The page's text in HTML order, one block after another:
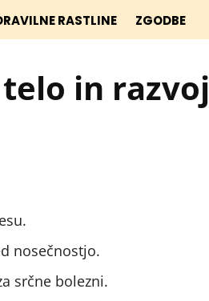
RASTLINE ZGODBE
in razvoj
nosečnostjo.
srčne bolezni.